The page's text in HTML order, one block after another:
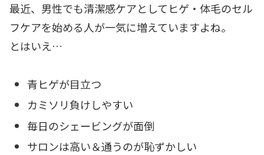
最近、男性でも清潔感ケアとしてヒゲ・体毛のセル
フケアを始める人が一気に増えていますよね。
とはいえ…
青ヒゲが目立つ
カミソリ負けしやすい
毎日のシェービングが面倒
サロンは高い＆通うのが恥ずかしい